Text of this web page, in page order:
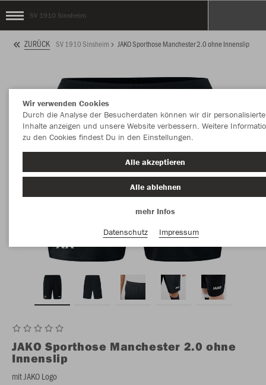
SV 1910 Sinsheim
ZURÜCK SV 1910 Sinsheim JAKO Sporthose Manchester 2.0 ohne Innenslip
JAKO Sporthose Manchester 2.0 ohne
Innenslip
mit JAKO Logo
Wir verwenden Cookies
Durch die Analyse der Besucherdaten können wir dir personalisierte
Inhalte anzeigen und unsere Website verbessern. Weitere
zu den Cookies findest Du in den Einstellungen.
Alle akzeptieren
Alle ablehnen
mehr Infos
Datenschutz
Impressum